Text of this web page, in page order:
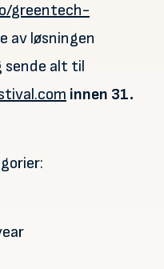
greentech-
av løsningen
sende alt til
innen 31.